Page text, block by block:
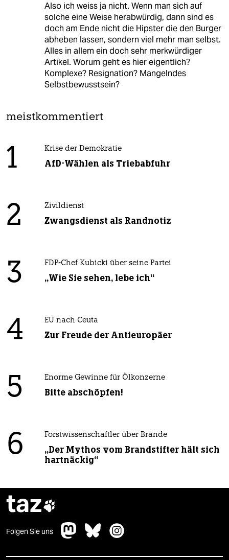
Also ich weiss ja nicht. Wenn man sich auf
solche eine Weise herabwürdig, dann sind es
doch am Ende nicht die Hipster die den Burger
abheben lassen, sondern viel mehr man selbst.
Alles in allem ein doch sehr merkwürdiger
Artikel. Worum geht es hier eigentlich?
Komplexe? Resignation? Mangelndes
Selbstbewusstsein?
meistkommentiert
1 Krise der Demokratie
AfD-Wählen als Triebabfuhr
2 Zivildienst
Zwangsdienst als Randnotiz
3 FDP-Chef Kubicki über seine Partei
„Wie Sie sehen, lebe ich“
4 EU nach Ceuta
Zur Freude der Antieuropäer
5 Enorme Gewinne für Ölkonzerne
Bitte abschöpfen!
6 Forstwissenschaftler über Brände
„Der Mythos vom Brandstifter hält sich
hartnäckig“
taz
Folgen Sie uns